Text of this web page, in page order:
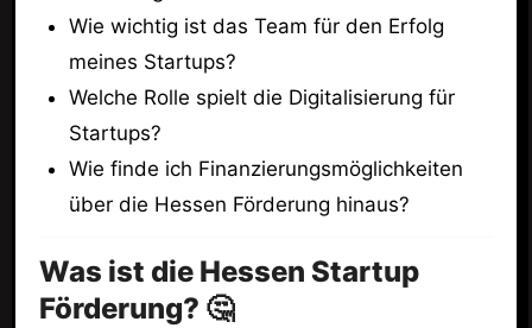
Wie wichtig ist das Team für den Erfolg
meines Startups?
Welche Rolle spielt die Digitalisierung für
Startups?
Wie finde ich Finanzierungsmöglichkeiten
über die Hessen Förderung hinaus?
Was ist die Hessen Startup
Förderung? 🤔